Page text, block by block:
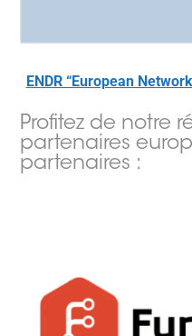
ENDR “European
Profitez de notre
partenaires
partenaires :